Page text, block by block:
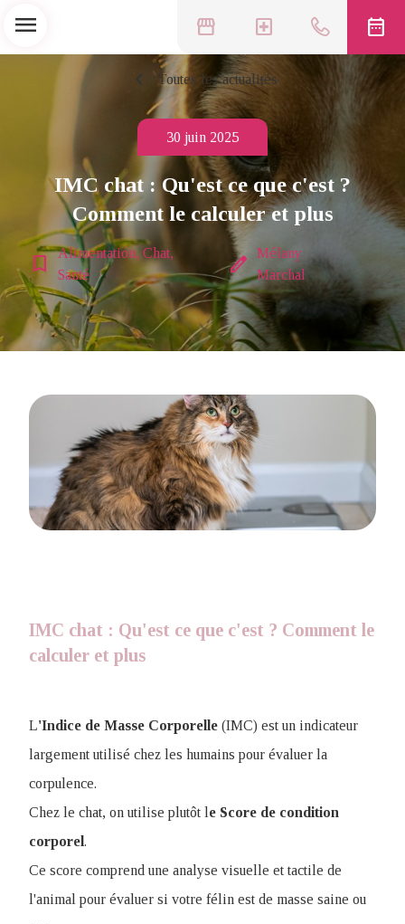
storefront local_hospital date_range
menu
chevron_left Toutes les actualités
30 juin 2025
IMC chat : Qu'est ce que c'est ?
Comment le calculer et plus
bookmark_border
Alimentation, Chat,
Santé
edit
Mélany
Marchal
IMC chat : Qu'est ce que c'est ? Comment le
calculer et plus
L'Indice de Masse Corporelle (IMC) est un indicateur
largement utilisé chez les humains pour évaluer la
corpulence.
Chez le chat, on utilise plutôt l e Score de condition
corporel.
Ce score comprend une analyse visuelle et tactile de
l'animal pour évaluer si votre félin est de masse saine ou